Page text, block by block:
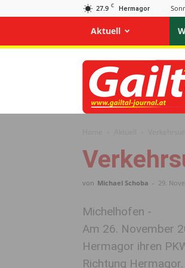
27.9 C Hermagor
Aktuell
Gailtal
Journal
von Michael Schoba - 29.
Michelhofen -
Am 26. November
Hermagor ihren
Richtung Hermagor.